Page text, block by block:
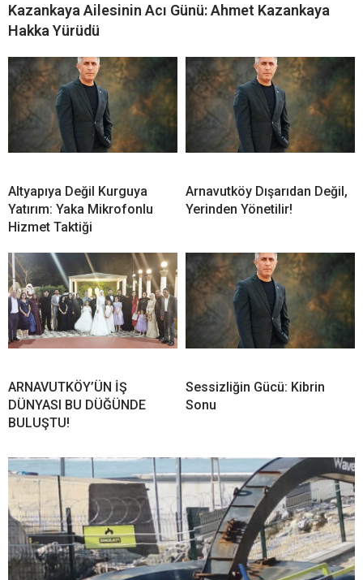
Kazankaya Ailesinin Acı Günü: Ahmet Kazankaya
Hakka Yürüdü
Altyapıya Değil Kurguya
Yatırım: Yaka Mikrofonlu
Hizmet Taktiği
Arnavutköy Dışarıdan Değil,
Yerinden Yönetilir!
ARNAVUTKÖY’ÜN İŞ
DÜNYASI BU DÜĞÜNDE
BULUŞTU!
Sessizliğin Gücü: Kibrin
Sonu